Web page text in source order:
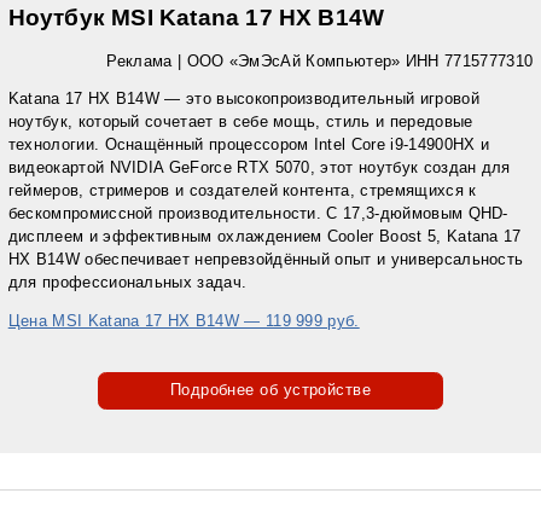
Ноутбук MSI Katana 17 HX B14W
Реклама | ООО «ЭмЭсАй Компьютер» ИНН 7715777310
Katana 17 HX B14W — это высокопроизводительный игровой
ноутбук, который сочетает в себе мощь, стиль и передовые
технологии. Оснащённый процессором Intel Core i9-14900HX и
видеокартой NVIDIA GeForce RTX 5070, этот ноутбук создан для
геймеров, стримеров и создателей контента, стремящихся к
бескомпромиссной производительности. С 17,3-дюймовым QHD-
дисплеем и эффективным охлаждением Cooler Boost 5, Katana 17
HX B14W обеспечивает непревзойдённый опыт и универсальность
для профессиональных задач.
Цена MSI Katana 17 HX B14W — 119 999 руб.
Подробнее об устройстве